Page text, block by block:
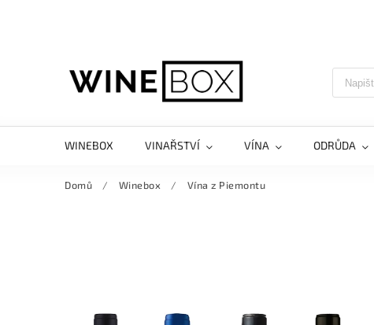
WINEBOX VINAŘSTVÍ VÍNA ODRŮDA
Domů / Winebox / Vína z Piemontu